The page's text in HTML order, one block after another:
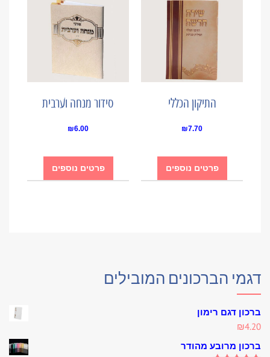
התיקון הכללי
₪7.70
פרטים נוספים
סידור מנחה וערבית
₪6.00
פרטים נוספים
דגמי הברכונים המובילים
ברכון דגם רימון
₪4.20
ברכון מרובע מהודר